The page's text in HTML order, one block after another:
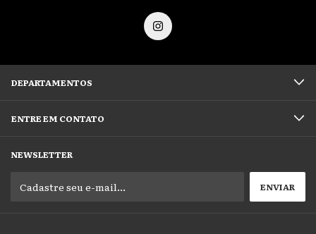
DEPARTAMENTOS
ENTRE EM CONTATO
NEWSLETTER